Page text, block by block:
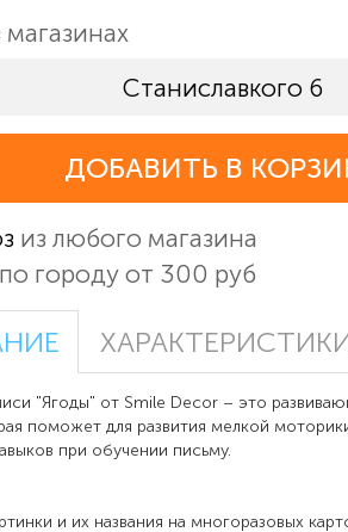
Станиславкого 6
ДОБАВИТЬ В
из любого магазина
по городу от 300 руб
"Ягоды" от Smile Decor – это
поможет для развития мелкой
при обучении письму.
и их названия на многоразовых